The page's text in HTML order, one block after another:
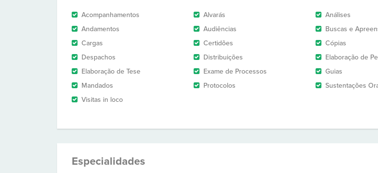
Acompanhamentos Alvarás
Análises
Andamentos
Audiências
Buscas e
Cargas
Certidões
Cópias
Despachos
Distribuições
Elaboração de
Elaboração de Tese
Exame de Processos
Guias
Mandados
Protocolos
Sustentações
Visitas in loco
Especialidades